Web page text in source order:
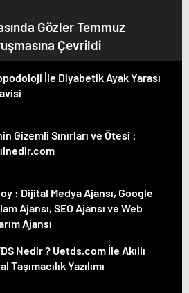
Gözler Temmuz
Çevrildi
İle Diyabetik Ayak Yarası
Gizemli Sınırları ve Ötesi :
Google
Ajansı, SEO Ajansı ve Web
Ajansı
Nedir ? Uetds.com İle Akıllı
Taşımacılık Yazılımı